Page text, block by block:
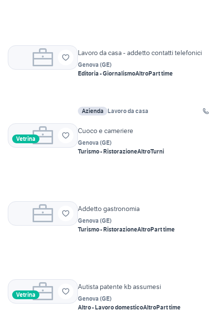
Lavoro da casa - addetto contatti telefonici
Genova (GE)
Editoria - GiornalismoAltroPart time
Azienda Lavoro da casa
Vetrina
Cuoco e cameriere
Genova (GE)
Turismo - RistorazioneAltroTurni
Addetto gastronomia
Genova (GE)
Turismo - RistorazioneAltroPart time
Vetrina
Autista patente kb assumesi
Genova (GE)
Altro - Lavoro domesticoAltroPart time